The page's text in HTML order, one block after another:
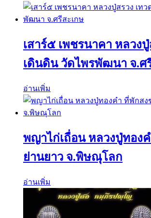
เสาร์๕ เพชรนาคา หลวง
เดินดิน วัดไพรพัฒนา จ.ศ
อ่านเพิ่ม
พญาไก่เถื่อน หลวงปู่ทอง
ย่านยาว จ.พิษณุโลก
อ่านเพิ่ม